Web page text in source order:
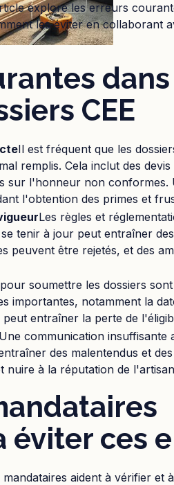
explore les erreurs
les éviter en collaborant
CEE
Il est fréquent que les
remplis. Cela inclut des
sur l'honneur non conformes.
l'obtention des primes et
Les règles et
tenir à jour peut entraîner
peuvent être rejetés, et des
soumettre les dossiers
importantes, notamment la
entraîner la perte de
Une communication insuffisante
des malentendus et
nuire à la réputation de
éviter ces
mandataires aident à vérifier et